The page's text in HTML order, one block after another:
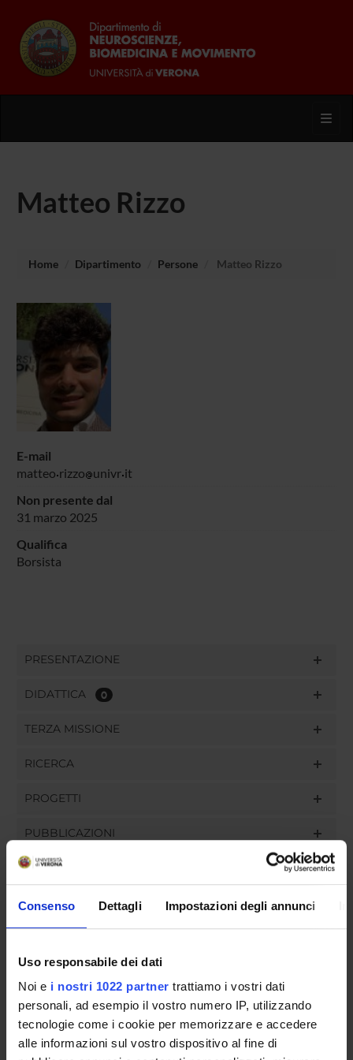
Consenso Dettagli Impostazioni degli annunci
Uso responsabile dei dati
Noi e i nostri 1022 partner trattiamo i vostri dati
personali, ad esempio il vostro numero IP, utilizzando
tecnologie come i cookie per memorizzare e accedere
alle informazioni sul vostro dispositivo al fine di
Matteo Rizzo
Home Dipartimento Persone Matteo Rizzo
E-mail
matteo rizzo univr it
Non presente dal
31 marzo 2025
Qualifica
Borsista
PRESENTAZIONE
DIDATTICA 0
TERZA MISSIONE
RICERCA
PROGETTI
PUBBLICAZIONI
INCARICHI
GOVERNANCE
COMMISSIONI